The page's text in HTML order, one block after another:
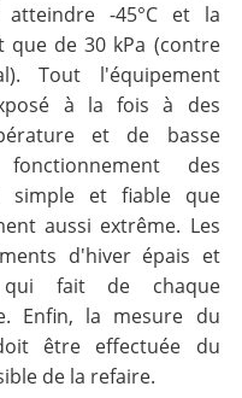
-45°C et la
que de 30 kPa (contre
Tout l'équipement
à la fois à des
et de basse
des
simple et fiable que
aussi extrême. Les
d'hiver épais et
qui fait de chaque
Enfin, la mesure du
être effectuée du
de la refaire.